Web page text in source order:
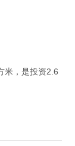
米，是投资2.6